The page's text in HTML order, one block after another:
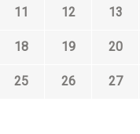
11 12 13
18 19 20
25 26 27